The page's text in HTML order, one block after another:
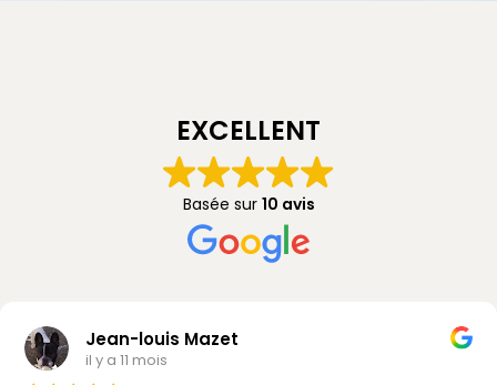
EXCELLENT
Basée sur 10 avis
Jean-louis Mazet
il y a 11 mois